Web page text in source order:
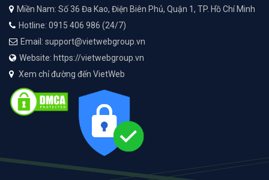
Miền Nam: Số 36 Đa Kao, Điện Biên Phủ, Quận 1, TP. Hồ Chí Minh
Hotline: 0915 406 986 (24/7)
Email: support@vietwebgroup.vn
Website: https://vietwebgroup.vn
Xem chỉ đường đến VietWeb